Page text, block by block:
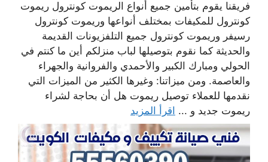
فريقنا يقوم بتأمين جميع أنواع الريموت كونترول ريموت
كونترول للمكيفات بمختلف أنواعها وريموت كونترول
رسيفر وريموت كونترول جميع التلفزيونات القديمة
والحديثة كما نقوم بتوصيلها لباب منزلكم أين ما كنتم في
الحولي ومبارك الكبير والأحمدي والفروانية والجهراء
والعاصمة. ومن ميزاتنا: وغيرها الكثير من الميزات التي
نقدمها للعملاء توصيل ريموت هل أن بحاجة لشراء
ريموت جديد و ... اقرأ المزيد